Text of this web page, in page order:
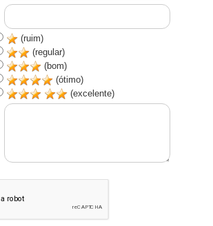
(ruim)
(regular)
(bom)
(ótimo)
(excelente)